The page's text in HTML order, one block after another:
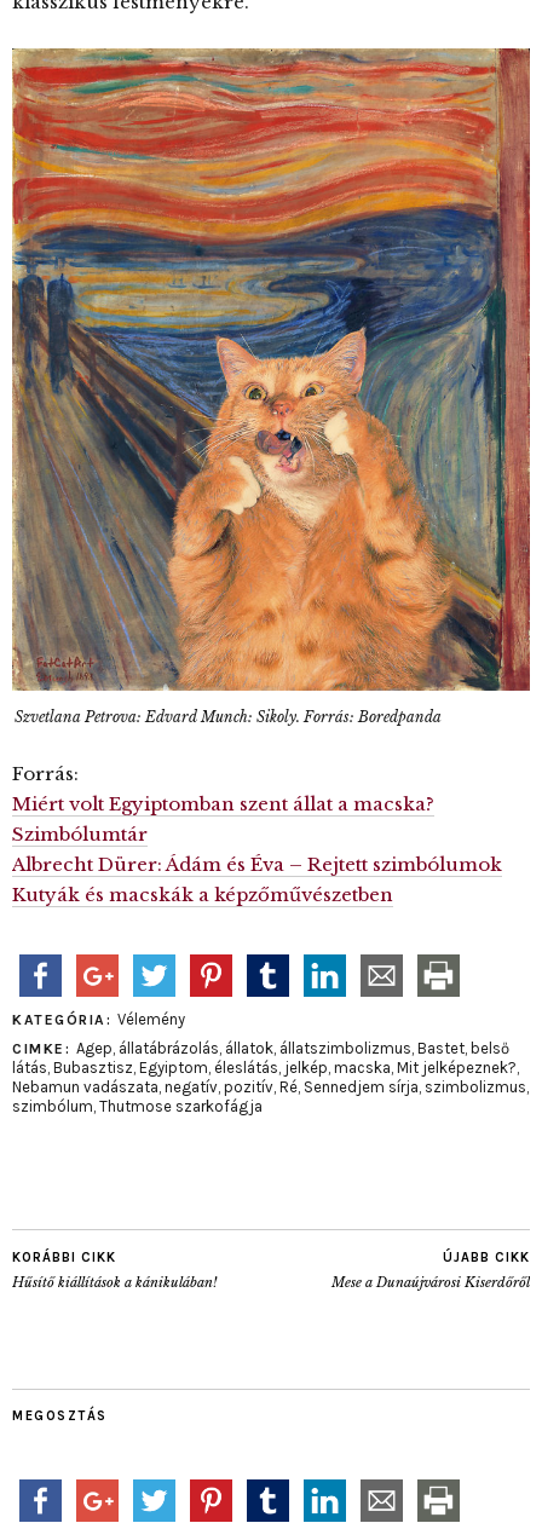
Szvetlana Petrova: Edvard Munch: Sikoly. Forrás: Boredpanda
Forrás:
Miért volt Egyiptomban szent állat a macska?
Szimbólumtár
Albrecht Dürer: Ádám és Éva – Rejtett szimbólumok
Kutyák és macskák a képzőművészetben
KATEGÓRIA: Vélemény
CIMKE: Agep, állatábrázolás, állatok, állatszimbolizmus, Bastet, belső
látás, Bubasztisz, Egyiptom, éleslátás, jelkép, macska, Mit jelképeznek?,
Nebamun vadászata, negatív, pozitív, Ré, Sennedjem sírja, szimbolizmus,
szimbólum, Thutmose szarkofágja
KORÁBBI CIKK
Hűsítő kiállítások a kánikulában!
ÚJABB CIKK
Mese a Dunaújvárosi Kiserdőről
MEGOSZTÁS